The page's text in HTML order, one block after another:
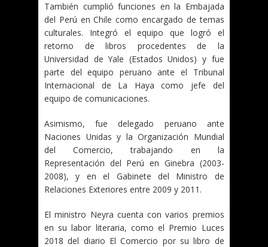
También cumplió funciones en la Embajada
del Perú en Chile como encargado de temas
culturales. Integró el equipo que logró el
retorno de libros procedentes de la
Universidad de Yale (Estados Unidos) y fue
parte del equipo peruano ante el Tribunal
Internacional de La Haya como jefe del
equipo de comunicaciones.
Asimismo, fue delegado peruano ante
Naciones Unidas y la Organización Mundial
del Comercio, trabajando en la
Representación del Perú en Ginebra (2003-
2008), y en el Gabinete del Ministro de
Relaciones Exteriores entre 2009 y 2011.
El ministro Neyra cuenta con varios premios
en su labor literaria, como el Premio Luces
2018 del diario El Comercio por su libro de